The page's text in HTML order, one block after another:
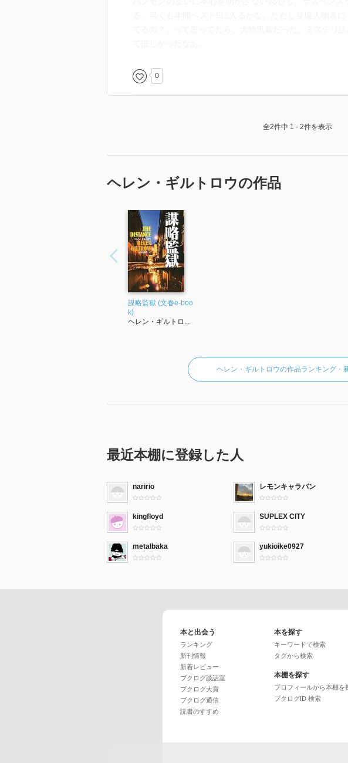
0
全2件中 1 - 2件を表示
ヘレン・ギルトロウの作品
謀略監獄 (文春e-boo
k)
ヘレン・ギルトロ...
ヘレン・ギルトロウの作品ランキング・
最近本棚に登録した人
naririo レモンキャラバン
kingfloyd SUPLEX CITY
metalbaka yukioike0927
本と出会う
ランキング
新刊情報
新着レビュー
ブクログ談話室
ブクログ大賞
ブクログ通信
読書のすすめ
本を探す
キーワードで検索
タグから検索
本棚を探す
プロフィールから本棚を
ブクログID 検索